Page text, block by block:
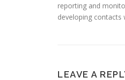
reporting and
developing contacts
LEAVE A